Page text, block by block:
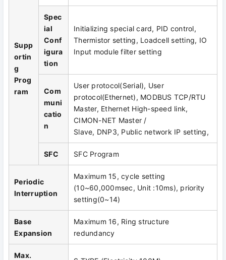
Supp
ortin
g
Prog
ram
Spec
ial
Conf
igura
tion
Initializing special card, PID control,
Thermistor setting, Loadcell setting, IO
Input module filter setting
Com
muni
catio
n
User protocol(Serial), User
protocol(Ethernet), MODBUS TCP/RTU
Master, Ethernet High-speed link,
CIMON-NET Master /
Slave, DNP3, Public network IP setting,
SFC SFC Program
Periodic
Interruption
Maximum 15, cycle setting
(10~60,000msec, Unit :10ms), priority
setting(0~14)
Base
Expansion
Maximum 16, Ring structure
redundancy
Max.